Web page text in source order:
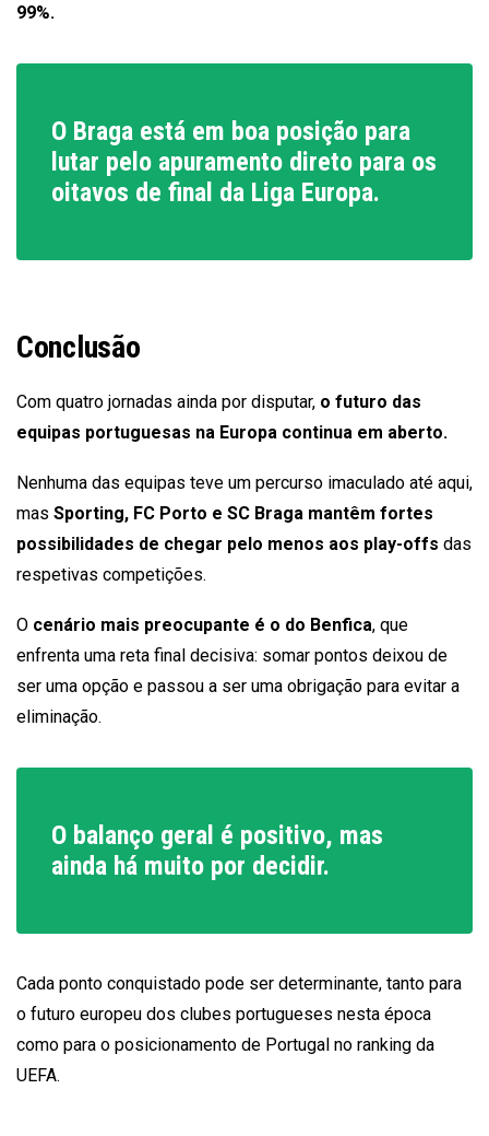
99%.
O Braga está em boa posição para
lutar pelo apuramento direto para os
oitavos de final da Liga Europa.
Conclusão
Com quatro jornadas ainda por disputar, o futuro das
equipas portuguesas na Europa continua em aberto.
Nenhuma das equipas teve um percurso imaculado até aqui,
mas Sporting, FC Porto e SC Braga mantêm fortes
possibilidades de chegar pelo menos aos play-offs das
respetivas competições.
O cenário mais preocupante é o do Benfica, que
enfrenta uma reta final decisiva: somar pontos deixou de
ser uma opção e passou a ser uma obrigação para evitar a
eliminação.
O balanço geral é positivo, mas
ainda há muito por decidir.
Cada ponto conquistado pode ser determinante, tanto para
o futuro europeu dos clubes portugueses nesta época
como para o posicionamento de Portugal no ranking da
UEFA.